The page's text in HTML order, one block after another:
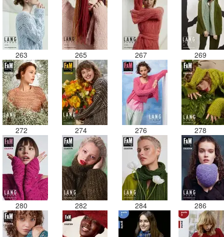
263 265 267 269
272 274 276 278
280 282 284 286